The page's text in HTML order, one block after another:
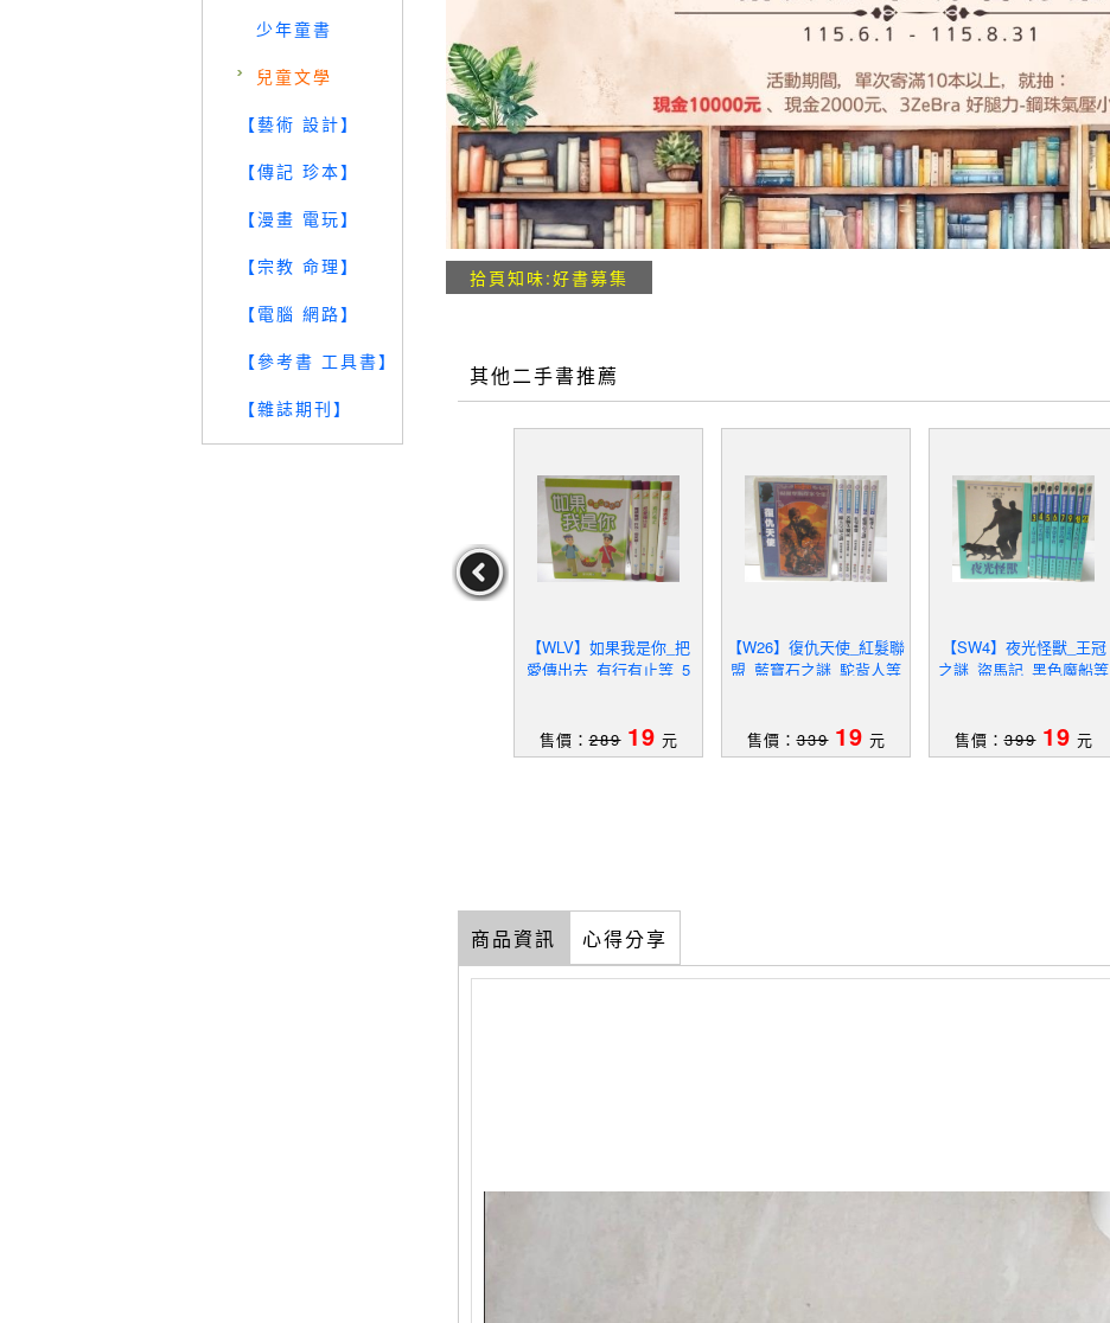
少年童書
兒童文學
【藝術 設計】
【傳記 珍本】
【漫畫 電玩】
【宗教 命理】
【電腦 網路】
【參考書 工具書】
【雜誌期刊】
拾頁知味:好書募集
其他二手書推薦
【WLV】如果我是你_把
愛傳出去_有行有止等_5
售價：289 19 元
【W26】復仇天使_紅髮聯
盟_藍寶石之謎_駝背人等
售價：339 19 元
【SW4】夜光怪獸_王冠
之謎_盜馬記_黑色魔船等
售價：399 19 元
商品資訊 心得分享